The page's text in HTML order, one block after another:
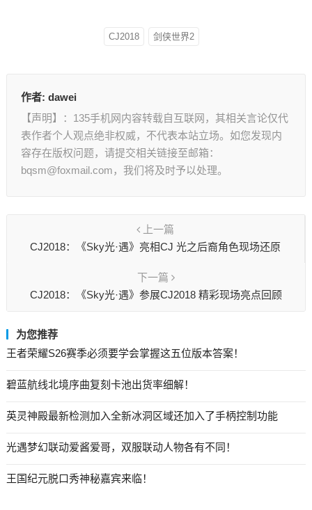
CJ2018 剑侠世界2
作者: dawei
【声明】：135手机网内容转载自互联网，其相关言论仅代
表作者个人观点绝非权威，不代表本站立场。如您发现内
容存在版权问题，请提交相关链接至邮箱：
bqsm@foxmail.com，我们将及时予以处理。
上一篇
CJ2018：《Sky光·遇》亮相CJ 光之后裔角色现场还原
下一篇
CJ2018：《Sky光·遇》参展CJ2018 精彩现场亮点回顾
为您推荐
王者荣耀S26赛季必须要学会掌握这五位版本答案！
碧蓝航线北境序曲复刻卡池出货率细解！
英灵神殿最新检测加入全新冰洞区域还加入了手柄控制功能
光遇梦幻联动爱酱爱哥，双服联动人物各有不同！
王国纪元脱口秀神秘嘉宾来临！